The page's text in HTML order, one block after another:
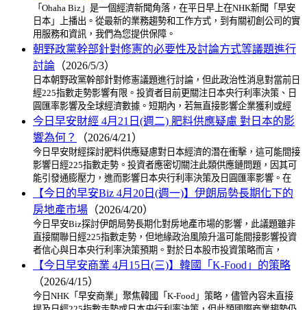
「Ohaha Biz」是一個經濟新聞角落，在平日早上在NHK新聞「早安
日本」上播出。從最新的業務趨勢和工作方式，到有關初創公司的實
用服務和資訊，我們為您提供保障。
朝野政黨幹部針對修憲的必要性及討論方式等議題進行
討論 （2026/5/3）
日本朝野政黨幹部針對修憲議題進行討論，但此政治性消息對當前日
經225指數走勢影響有限。投資者目前更關注日本央行利率決策、日
圓匯率影響及全球經濟數據。短期內，若無直接影響企業獲利或經
今日早安財經 4月21日(週二) 肥料供應疑慮 對日本的影
響為何？
（2026/4/21）
今日早安財經探討肥料供應疑慮對日本經濟的潛在衝擊，這可能間接
影響日經225指數走勢。投資者應密切關注此類供應鏈問題，因其可
能引發通膨壓力，進而影響日本央行利率決策及日圓匯率影響。在
【今日的早安Biz 4月20日(週一)】伊朗局勢長期化下的
房地產市場 （2026/4/20）
今日早安Biz探討伊朗局勢長期化對房地產市場的影響，此議題雖非
直接關聯日經225指數走勢，但地緣政治風險升溫可能間接影響投資
者信心與日本央行利率決策預期。對於日本股市投資策略而言，
【今日早安商業 4月15日(三)】韓國「K-Food」的策略
（2026/4/15）
今日NHK「早安商業」聚焦韓國「K-Food」策略，儘管內容未直接